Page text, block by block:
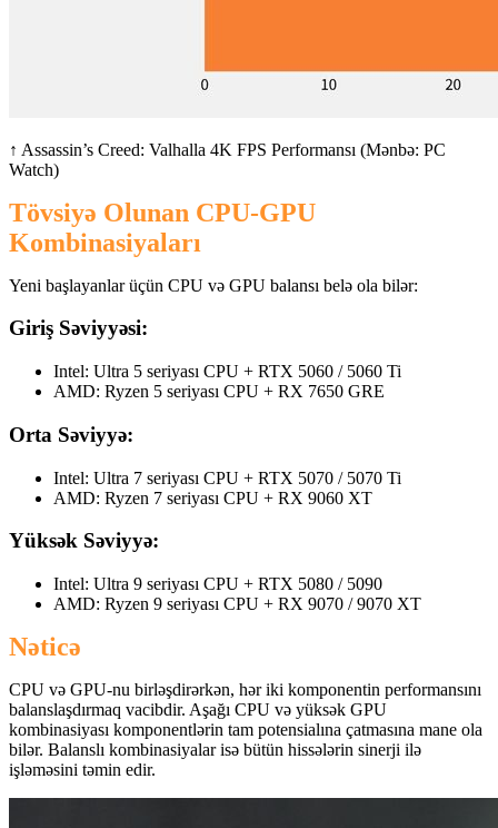
↑ Assassin’s Creed: Valhalla 4K FPS Performansı (Mənbə: PC
Watch)
Tövsiyə Olunan CPU-GPU
Kombinasiyaları
Yeni başlayanlar üçün CPU və GPU balansı belə ola bilər:
Giriş Səviyyəsi:
Intel: Ultra 5 seriyası CPU + RTX 5060 / 5060 Ti
AMD: Ryzen 5 seriyası CPU + RX 7650 GRE
Orta Səviyyə:
Intel: Ultra 7 seriyası CPU + RTX 5070 / 5070 Ti
AMD: Ryzen 7 seriyası CPU + RX 9060 XT
Yüksək Səviyyə:
Intel: Ultra 9 seriyası CPU + RTX 5080 / 5090
AMD: Ryzen 9 seriyası CPU + RX 9070 / 9070 XT
Nəticə
CPU və GPU-nu birləşdirərkən, hər iki komponentin performansını
balanslaşdırmaq vacibdir. Aşağı CPU və yüksək GPU
kombinasiyası komponentlərin tam potensialına çatmasına mane ola
bilər. Balanslı kombinasiyalar isə bütün hissələrin sinerji ilə
işləməsini təmin edir.